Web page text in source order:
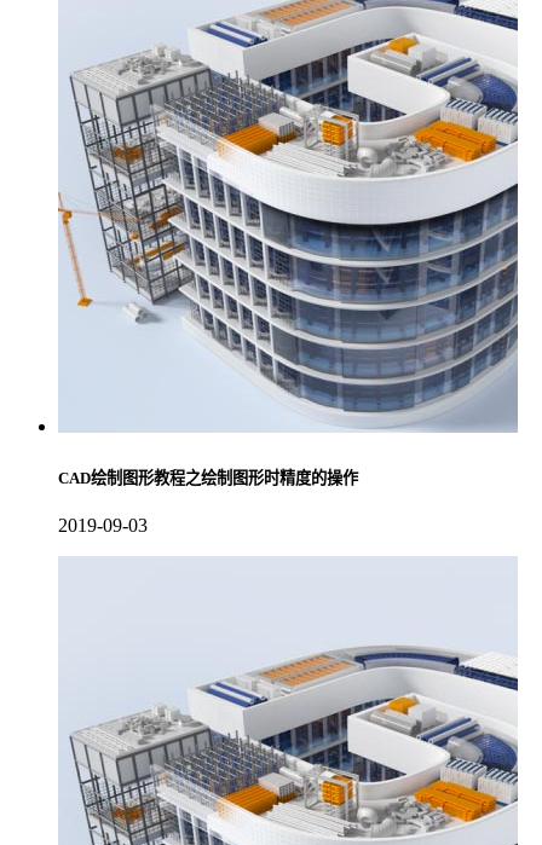
CAD绘制图形教程之绘制图形时精度的操作
2019-09-03